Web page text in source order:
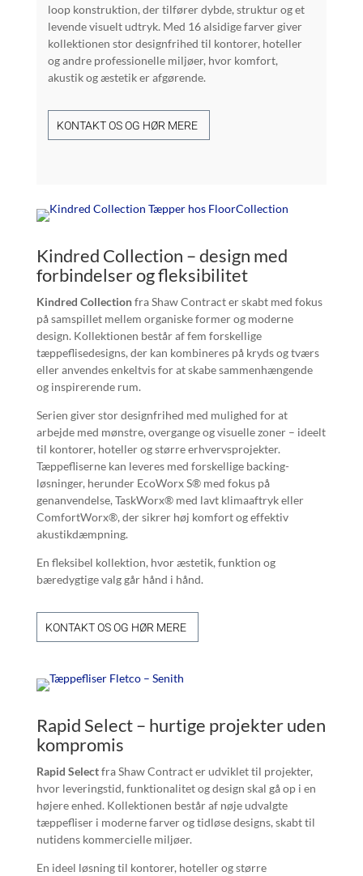
loop konstruktion, der tilfører dybde, struktur og et
levende visuelt udtryk. Med 16 alsidige farver giver
kollektionen stor designfrihed til kontorer, hoteller
og andre professionelle miljøer, hvor komfort,
akustik og æstetik er afgørende.
KONTAKT OS OG HØR MERE
Kindred Collection – design med
forbindelser og fleksibilitet
Kindred Collectionfra Shaw Contract er skabt med fokus
på samspillet mellem organiske former og moderne
design. Kollektionen består af fem forskellige
tæppeflisedesigns, der kan kombineres på kryds og tværs
eller anvendes enkeltvis for at skabe sammenhængende
og inspirerende rum.
Serien giver stor designfrihed med mulighed for at
arbejde med mønstre, overgange og visuelle zoner – ideelt
til kontorer, hoteller og større erhvervsprojekter.
Tæppefliserne kan leveres med forskellige backing-
løsninger, herunder EcoWorx S® med fokus på
genanvendelse, TaskWorx® med lavt klimaaftryk eller
ComfortWorx®, der sikrer høj komfort og effektiv
akustikdæmpning.
En fleksibel kollektion, hvor æstetik, funktion og
bæredygtige valg går hånd i hånd.
KONTAKT OS OG HØR MERE
Rapid Select – hurtige projekter uden
kompromis
Rapid Selectfra Shaw Contract er udviklet til projekter,
hvor leveringstid, funktionalitet og design skal gå op i en
højere enhed. Kollektionen består af nøje udvalgte
tæppefliser i moderne farver og tidløse designs, skabt til
nutidens kommercielle miljøer.
En ideel løsning til kontorer, hoteller og større